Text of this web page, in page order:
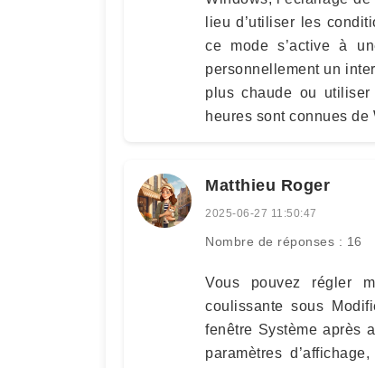
lieu d’utiliser les
ce mode s’active à
personnellement un
plus chaude ou
heures sont connues de
Matthieu Roger
2025-06-27 11:50:47
Nombre de réponses : 16
Vous pouvez régler
coulissante sous
fenêtre Système après
paramètres